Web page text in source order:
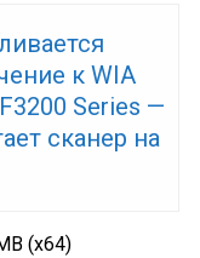
к WIA
Series —
сканер на
(x64)